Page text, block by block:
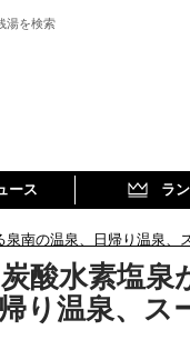
湯を検索
ース ラ
泉南の温泉、日帰り温泉、
酸水素塩泉
り温泉、ス